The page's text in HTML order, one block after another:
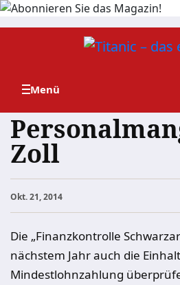
Zum
Zoll
Okt. 21, 2014
Die „Finanzkontrolle
nächstem Jahr auch die
Mindestlohnzahlung